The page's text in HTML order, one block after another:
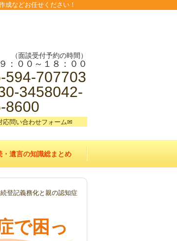
成などお任せください！
（面談受付予約の時間）
：００～１８：００
594-707703
3458042-
8600
応問い合わせフォーム✉
・遺言の知識総まとめ
登記義務化と親の認知症
で困っ